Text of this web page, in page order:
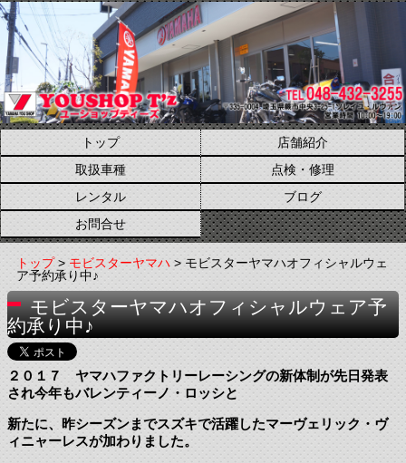
トップ
店舗紹介
取扱車種
点検・修理
レンタル
ブログ
お問合せ
トップ>モビスターヤマハ> モビスターヤマハオフィシャルウェ
ア予約承り中♪
モビスターヤマハオフィシャルウェア予
約承り中♪
２０１７ ヤマハファクトリーレーシングの新体制が先日発表
され今年もバレンティーノ・ロッシと
新たに、昨シーズンまでスズキで活躍したマーヴェリック・ヴ
ィニャーレスが加わりました。